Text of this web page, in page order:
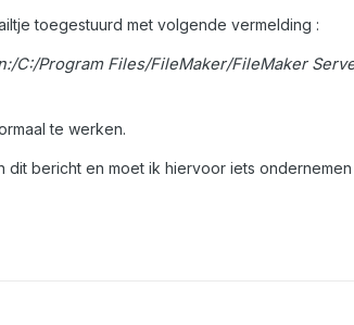
toegestuurd met volgende vermelding :
C:/Program Files/FileMaker/FileMaker
te werken.
bericht en moet ik hiervoor iets ondernemen